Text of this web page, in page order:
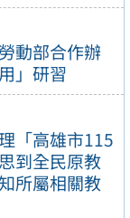
動部合作辦
」研習
「高雄市115
到全民原教
所屬相關教